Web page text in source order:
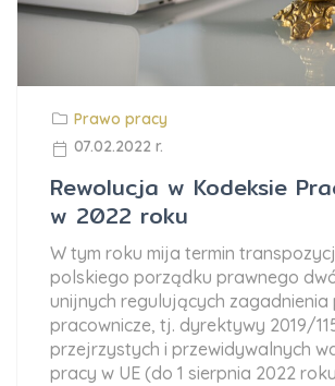
Prawo pracy
07.02.2022 r.
Rewolucja w Kodeksie
w 2022 roku
W tym roku mija termin
polskiego porządku prawnego
unijnych regulujących zagadnienia
pracownicze, tj. dyrektywy 2019/
przejrzystych i przewidywalnych
pracy w UE (do 1 sierpnia 2022